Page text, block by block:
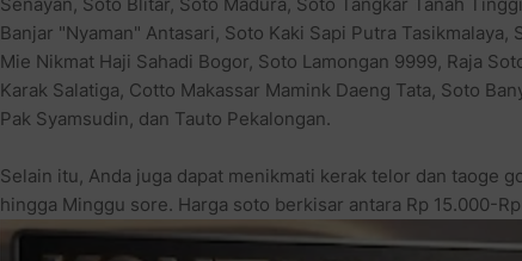
Banjar "Nyaman" Antasari, Soto Kaki Sapi Putra
Mie Nikmat Haji Sahadi Bogor, Soto Lamongan 9999, Raja
Karak Salatiga, Cotto Makassar Mamink Daeng Tata, Soto
Pak Syamsudin, dan Tauto Pekalongan.
Selain itu, Anda juga dapat menikmati kerak telor dan taoge
hingga Minggu sore. Harga soto berkisar antara Rp 15.000-